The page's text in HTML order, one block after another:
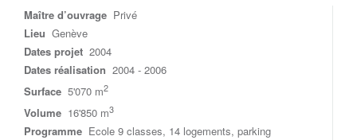
Maître d’ouvrage Privé
Lieu Genève
Dates projet 2004
Dates réalisation 2004 - 2006
Surface 5'070 m2
Volume 16'850 m3
Programme Ecole 9 classes, 14 logements, parking